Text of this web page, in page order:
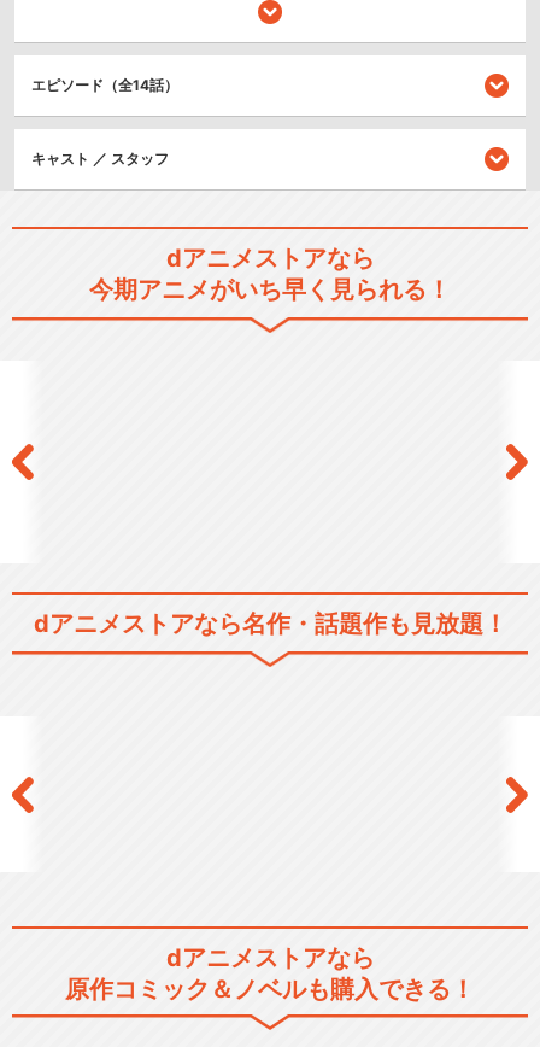
シリーズ／関連のアニメ作品
THE IDOLM@STER MOVIE
輝き…
ぷちます！！ -プチプチ・ア
イドルマスター-
アイドルマスター シンデレラ
エピソード（全14話）
キャスト ／ スタッフ
dアニメストアなら
今期アニメがいち早く見られる！
dアニメストアなら名作・話題作も見放題！
dアニメストアなら
原作コミック＆ノベルも購入できる！